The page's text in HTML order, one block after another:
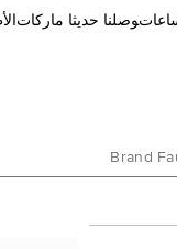
‍وصلنا حديثا ‍ ماركات
Brand